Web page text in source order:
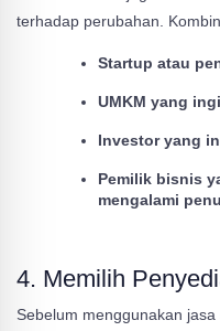
terhadap perubahan.
Startup atau
UMKM yang
Investor yang
Pemilik bisnis
mengalami
4. Memilih
Sebelum menggunakan